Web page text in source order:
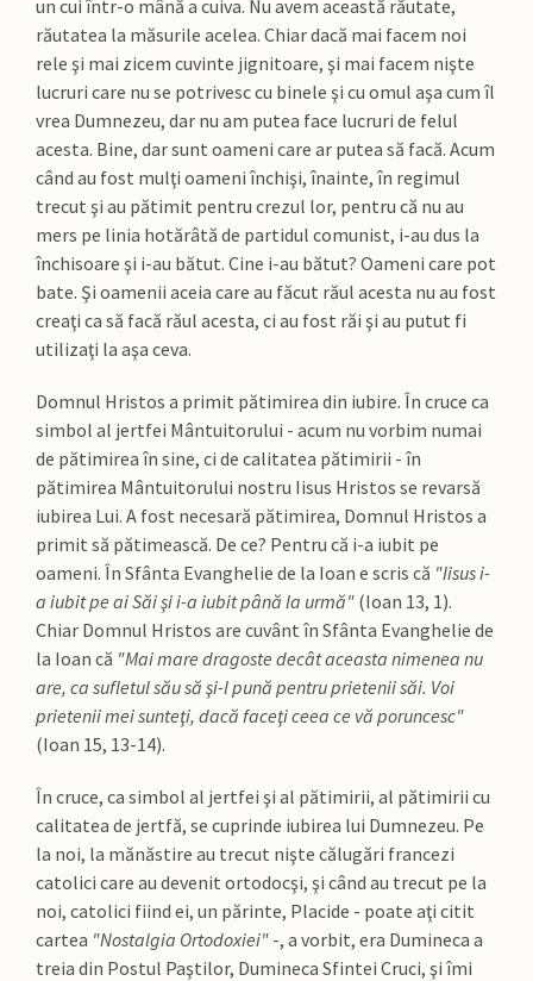
un cui într-o mână a cuiva. Nu avem această răutate,
răutatea la măsurile acelea. Chiar dacă mai facem noi
rele şi mai zicem cuvinte jignitoare, şi mai facem nişte
lucruri care nu se potrivesc cu binele şi cu omul aşa cum îl
vrea Dumnezeu, dar nu am putea face lucruri de felul
acesta. Bine, dar sunt oameni care ar putea să facă. Acum
când au fost mulţi oameni închişi, înainte, în regimul
trecut şi au pătimit pentru crezul lor, pentru că nu au
mers pe linia hotărâtă de partidul comunist, i-au dus la
închisoare şi i-au bătut. Cine i-au bătut? Oameni care pot
bate. Şi oamenii aceia care au făcut răul acesta nu au fost
creaţi ca să facă răul acesta, ci au fost răi şi au putut fi
utilizaţi la aşa ceva.
Domnul Hristos a primit pătimirea din iubire. În cruce ca
simbol al jertfei Mântuitorului - acum nu vorbim numai
de pătimirea în sine, ci de calitatea pătimirii - în
pătimirea Mântuitorului nostru Iisus Hristos se revarsă
iubirea Lui. A fost necesară pătimirea, Domnul Hristos a
primit să pătimească. De ce? Pentru că i-a iubit pe
oameni. În Sfânta Evanghelie de la Ioan e scris că "Iisus i-
a iubit pe ai Săi şi i-a iubit până la urmă" (Ioan 13, 1).
Chiar Domnul Hristos are cuvânt în Sfânta Evanghelie de
la Ioan că "Mai mare dragoste decât aceasta nimenea nu
are, ca sufletul său să şi-l pună pentru prietenii săi. Voi
prietenii mei sunteţi, dacă faceţi ceea ce vă poruncesc"
(Ioan 15, 13-14).
În cruce, ca simbol al jertfei şi al pătimirii, al pătimirii cu
calitatea de jertfă, se cuprinde iubirea lui Dumnezeu. Pe
la noi, la mănăstire au trecut nişte călugări francezi
catolici care au devenit ortodocşi, şi când au trecut pe la
noi, catolici fiind ei, un părinte, Placide - poate aţi citit
cartea "Nostalgia Ortodoxiei" -, a vorbit, era Dumineca a
treia din Postul Paştilor, Dumineca Sfintei Cruci, şi îmi